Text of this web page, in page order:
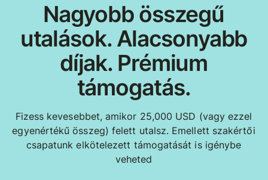
Nagyobb összegű
utalások. Alacsonyabb
díjak. Prémium
támogatás.
Fizess kevesebbet, amikor 25,000 USD (vagy ezzel
egyenértékű összeg) felett utalsz. Emellett szakértői
csapatunk elkötelezett támogatását is igénybe
veheted